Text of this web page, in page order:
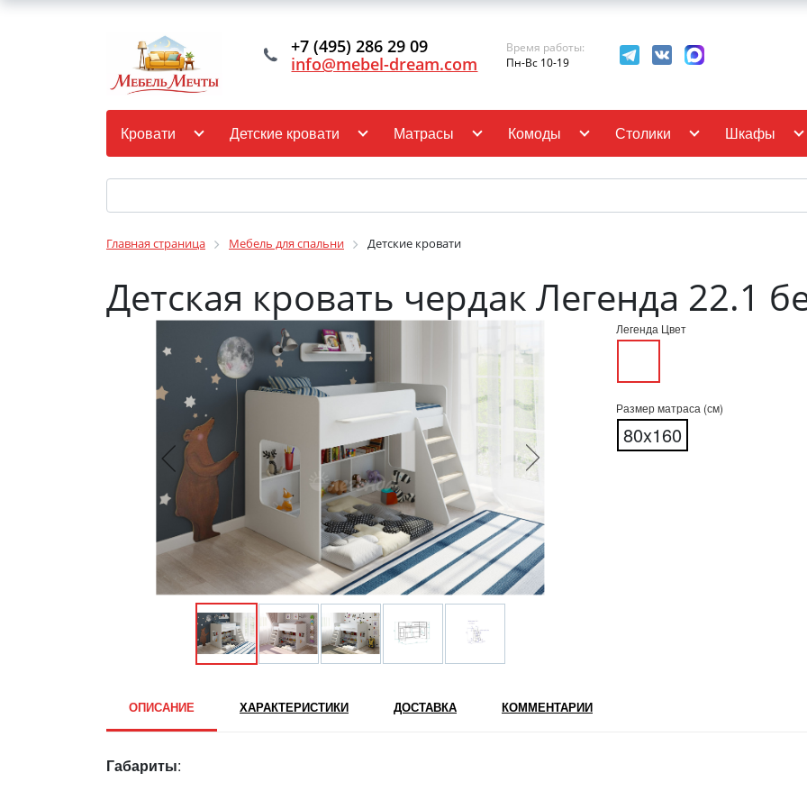
+7 (495) 286 29 09
info@mebel-dream.com
Время работы:
Пн-Вс 10-19
Кровати Детские кровати Матрасы Комоды Столики Шкафы
Главная страница Мебель для спальни Детские кровати
Детская кровать чердак Легенда 22.1
Легенда Цвет
Размер матраса (см)
80x160
ОПИСАНИЕ ХАРАКТЕРИСТИКИ ДОСТАВКА КОММЕНТАРИИ
Габариты: